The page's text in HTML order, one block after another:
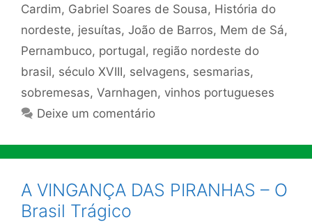
Cardim, Gabriel Soares de Sousa, História do
nordeste, jesuítas, João de Barros, Mem de Sá,
Pernambuco, portugal, região nordeste do
brasil, século XVIII, selvagens, sesmarias,
sobremesas, Varnhagen, vinhos portugueses
Deixe um comentário
A VINGANÇA DAS PIRANHAS – O
Brasil Trágico